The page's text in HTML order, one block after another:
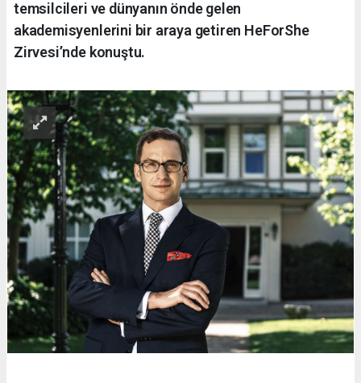
temsilcileri ve dünyanın önde gelen
akademisyenlerini bir araya getiren HeForShe
Zirvesi’nde konuştu.